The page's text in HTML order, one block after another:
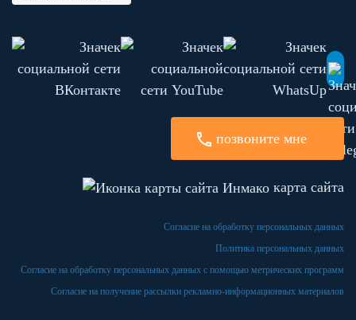
позвоните мне
карта сайта
Согласие на обработку персональных данных
Политика персональных данных
Согласие на обработку персональных данных с помощью метрических программ
Согласие на получение рассылки рекламно-информационных материалов